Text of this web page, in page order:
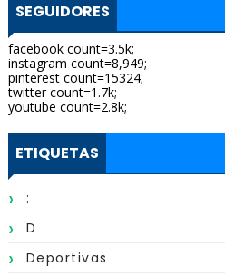
SEGUIDORES
facebook count=3.5k;
instagram count=8,949;
pinterest count=15324;
twitter count=1.7k;
youtube count=2.8k;
ETIQUETAS
:
D
Deportivas